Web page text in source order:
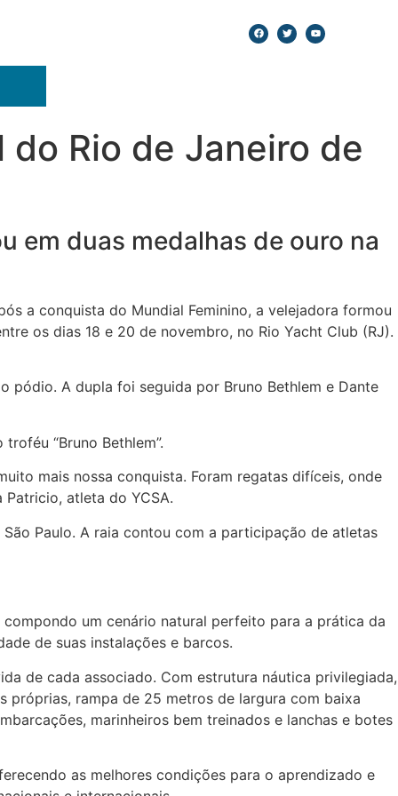
Rio de Janeiro de
em duas medalhas de ouro na
a conquista do Mundial Feminino, a velejadora formou
os dias 18 e 20 de novembro, no Rio Yacht Club (RJ).
A dupla foi seguida por Bruno Bethlem e Dante
“Bruno Bethlem”.
mais nossa conquista. Foram regatas difíceis, onde
atleta do YCSA.
Paulo. A raia contou com a participação de atletas
um cenário natural perfeito para a prática da
de suas instalações e barcos.
de cada associado. Com estrutura náutica privilegiada,
próprias, rampa de 25 metros de largura com baixa
marinheiros bem treinados e lanchas e botes
as melhores condições para o aprendizado e